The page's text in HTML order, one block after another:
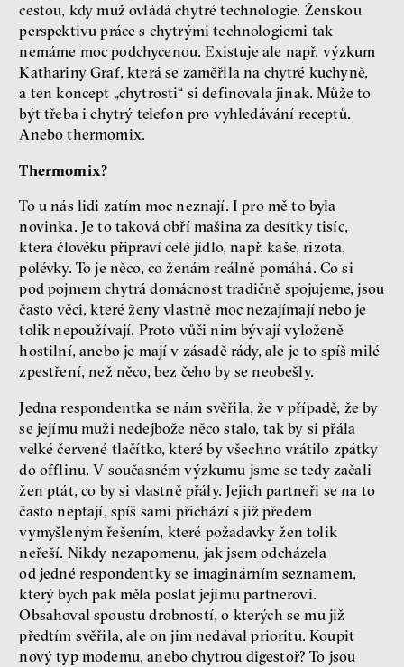
cestou, kdy muž ovládá chytré technologie. Ženskou
perspektivu práce s chytrými technologiemi tak
nemáme moc podchycenou. Existuje ale např. výzkum
Kathariny Graf, která se zaměřila na chytré kuchyně,
a ten koncept „chytrosti“ si definovala jinak. Může to
být třeba i chytrý telefon pro vyhledávání receptů.
Anebo thermomix.
Thermomix?
To u nás lidi zatím moc neznají. I pro mě to byla
novinka. Je to taková obří mašina za desítky tisíc,
která člověku připraví celé jídlo, např. kaše, rizota,
polévky. To je něco, co ženám reálně pomáhá. Co si
pod pojmem chytrá domácnost tradičně spojujeme, jsou
často věci, které ženy vlastně moc nezajímají nebo je
tolik nepoužívají. Proto vůči nim bývají vyloženě
hostilní, anebo je mají v zásadě rády, ale je to spíš milé
zpestření, než něco, bez čeho by se neobešly.
Jedna respondentka se nám svěřila, že v případě, že by
se jejímu muži nedejbože něco stalo, tak by si přála
velké červené tlačítko, které by všechno vrátilo zpátky
do offlinu. V současném výzkumu jsme se tedy začali
žen ptát, co by si vlastně přály. Jejich partneři se na to
často neptají, spíš sami přichází s již předem
vymyšleným řešením, které požadavky žen tolik
neřeší. Nikdy nezapomenu, jak jsem odcházela
od jedné respondentky se imaginárním seznamem,
který bych pak měla poslat jejímu partnerovi.
Obsahoval spoustu drobností, o kterých se mu již
předtím svěřila, ale on jim nedával prioritu. Koupit
nový typ modemu, anebo chytrou digestoř? To jsou